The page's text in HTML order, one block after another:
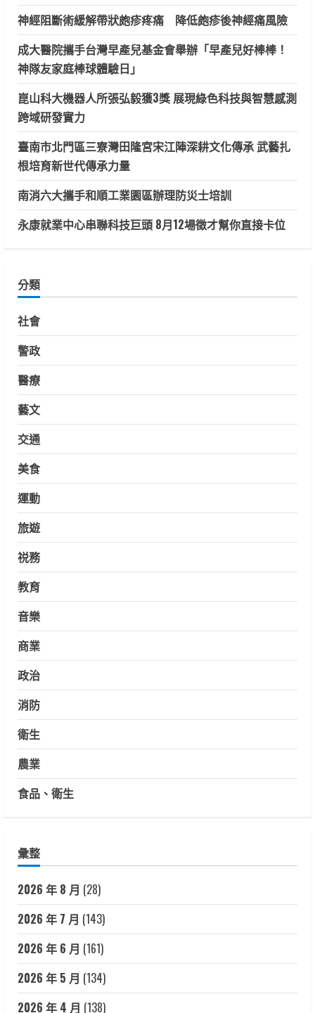
神經阻斷術緩解帶狀皰疹疼痛 降低皰疹後神經痛風險
成大醫院攜手台灣早產兒基金會舉辦「早產兒好棒棒！
神隊友家庭棒球體驗日」
崑山科大機器人所張弘毅獲3獎 展現綠色科技與智慧感測
跨域研發實力
臺南市北門區三寮灣田隆宮宋江陣深耕文化傳承 武藝扎
根培育新世代傳承力量
南消六大攜手和順工業園區辦理防災士培訓
永康就業中心串聯科技巨頭 8月12場徵才幫你直接卡位
分類
社會
警政
醫療
藝文
交通
美食
運動
旅遊
祱務
教育
音樂
商業
政治
消防
衛生
農業
食品、衛生
彙整
2026 年 8 月 (28)
2026 年 7 月 (143)
2026 年 6 月 (161)
2026 年 5 月 (134)
2026 年 4 月 (138)